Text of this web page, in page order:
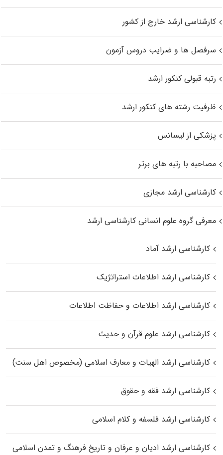
کارشناسی ارشد خارج از کشور
سرفصل ها و ضرایب دروس آزمون
رتبه قبولی کنکور ارشد
ظرفیت رشته های کنکور ارشد
پزشکی از لیسانس
مصاحبه با رتبه های برتر
کارشناسی ارشد مجازی
معرفی گروه علوم انسانی کارشناسی ارشد
کارشناسی ارشد آماد
کارشناسی ارشد اطلاعات استراتژیک
کارشناسی ارشد اطلاعات و حفاظت اطلاعات
کارشناسی ارشد علوم قرآن و حدیث
کارشناسی ارشد الهیات و معارف اسلامی (مخصوص اهل سنت)
کارشناسی ارشد فقه و حقوق
کارشناسی ارشد فلسفه و کلام اسلامی
کارشناسی ارشد ادیان و عرفان و تاریخ فرهنگ و تمدن اسلامی